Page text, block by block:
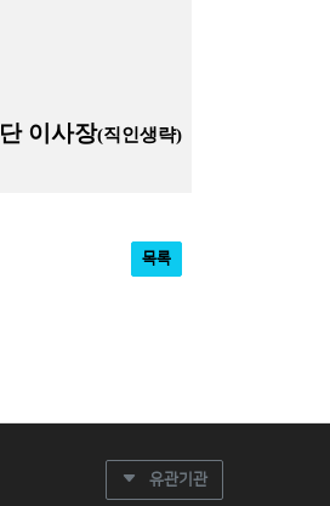
이사장(직인생략)
목록
유관기관